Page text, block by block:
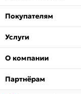
Покупателям
Услуги
О компании
Партнёрам